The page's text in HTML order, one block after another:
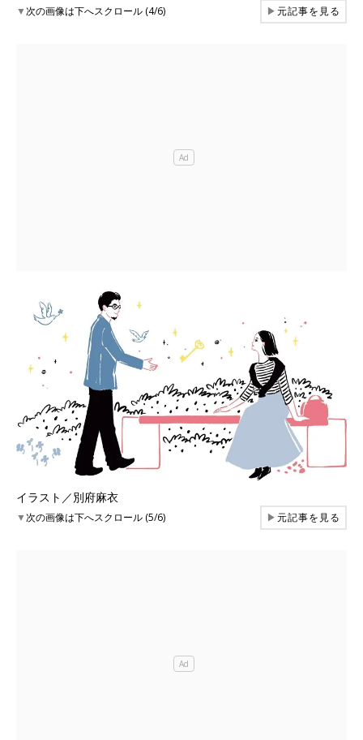
▼次の画像は下へスクロール (4/6) ▶元記事を見る
イラスト／別府麻衣
▼次の画像は下へスクロール (5/6) ▶元記事を見る